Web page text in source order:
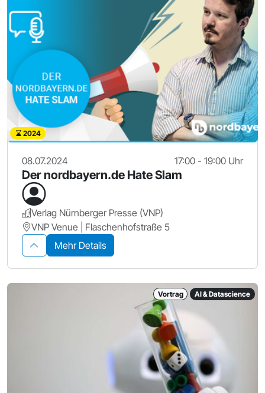
2024
08.07.2024 17:00 - 19:00 Uhr
Der nordbayern.de Hate Slam
Verlag Nürnberger Presse (VNP)
VNP Venue | Flaschenhofstraße 5
Mehr Details
Vortrag AI & Datascience